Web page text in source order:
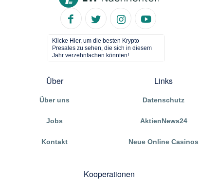
Klicke Hier, um die besten Krypto
Presales zu sehen, die sich in diesem
Jahr verzehnfachen könnten!
Über
Über uns
Jobs
Kontakt
Links
Datenschutz
AktienNews24
Neue Online Casinos
Kooperationen